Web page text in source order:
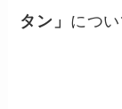
タン」 につ